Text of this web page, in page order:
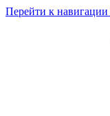
Перейти к навигации